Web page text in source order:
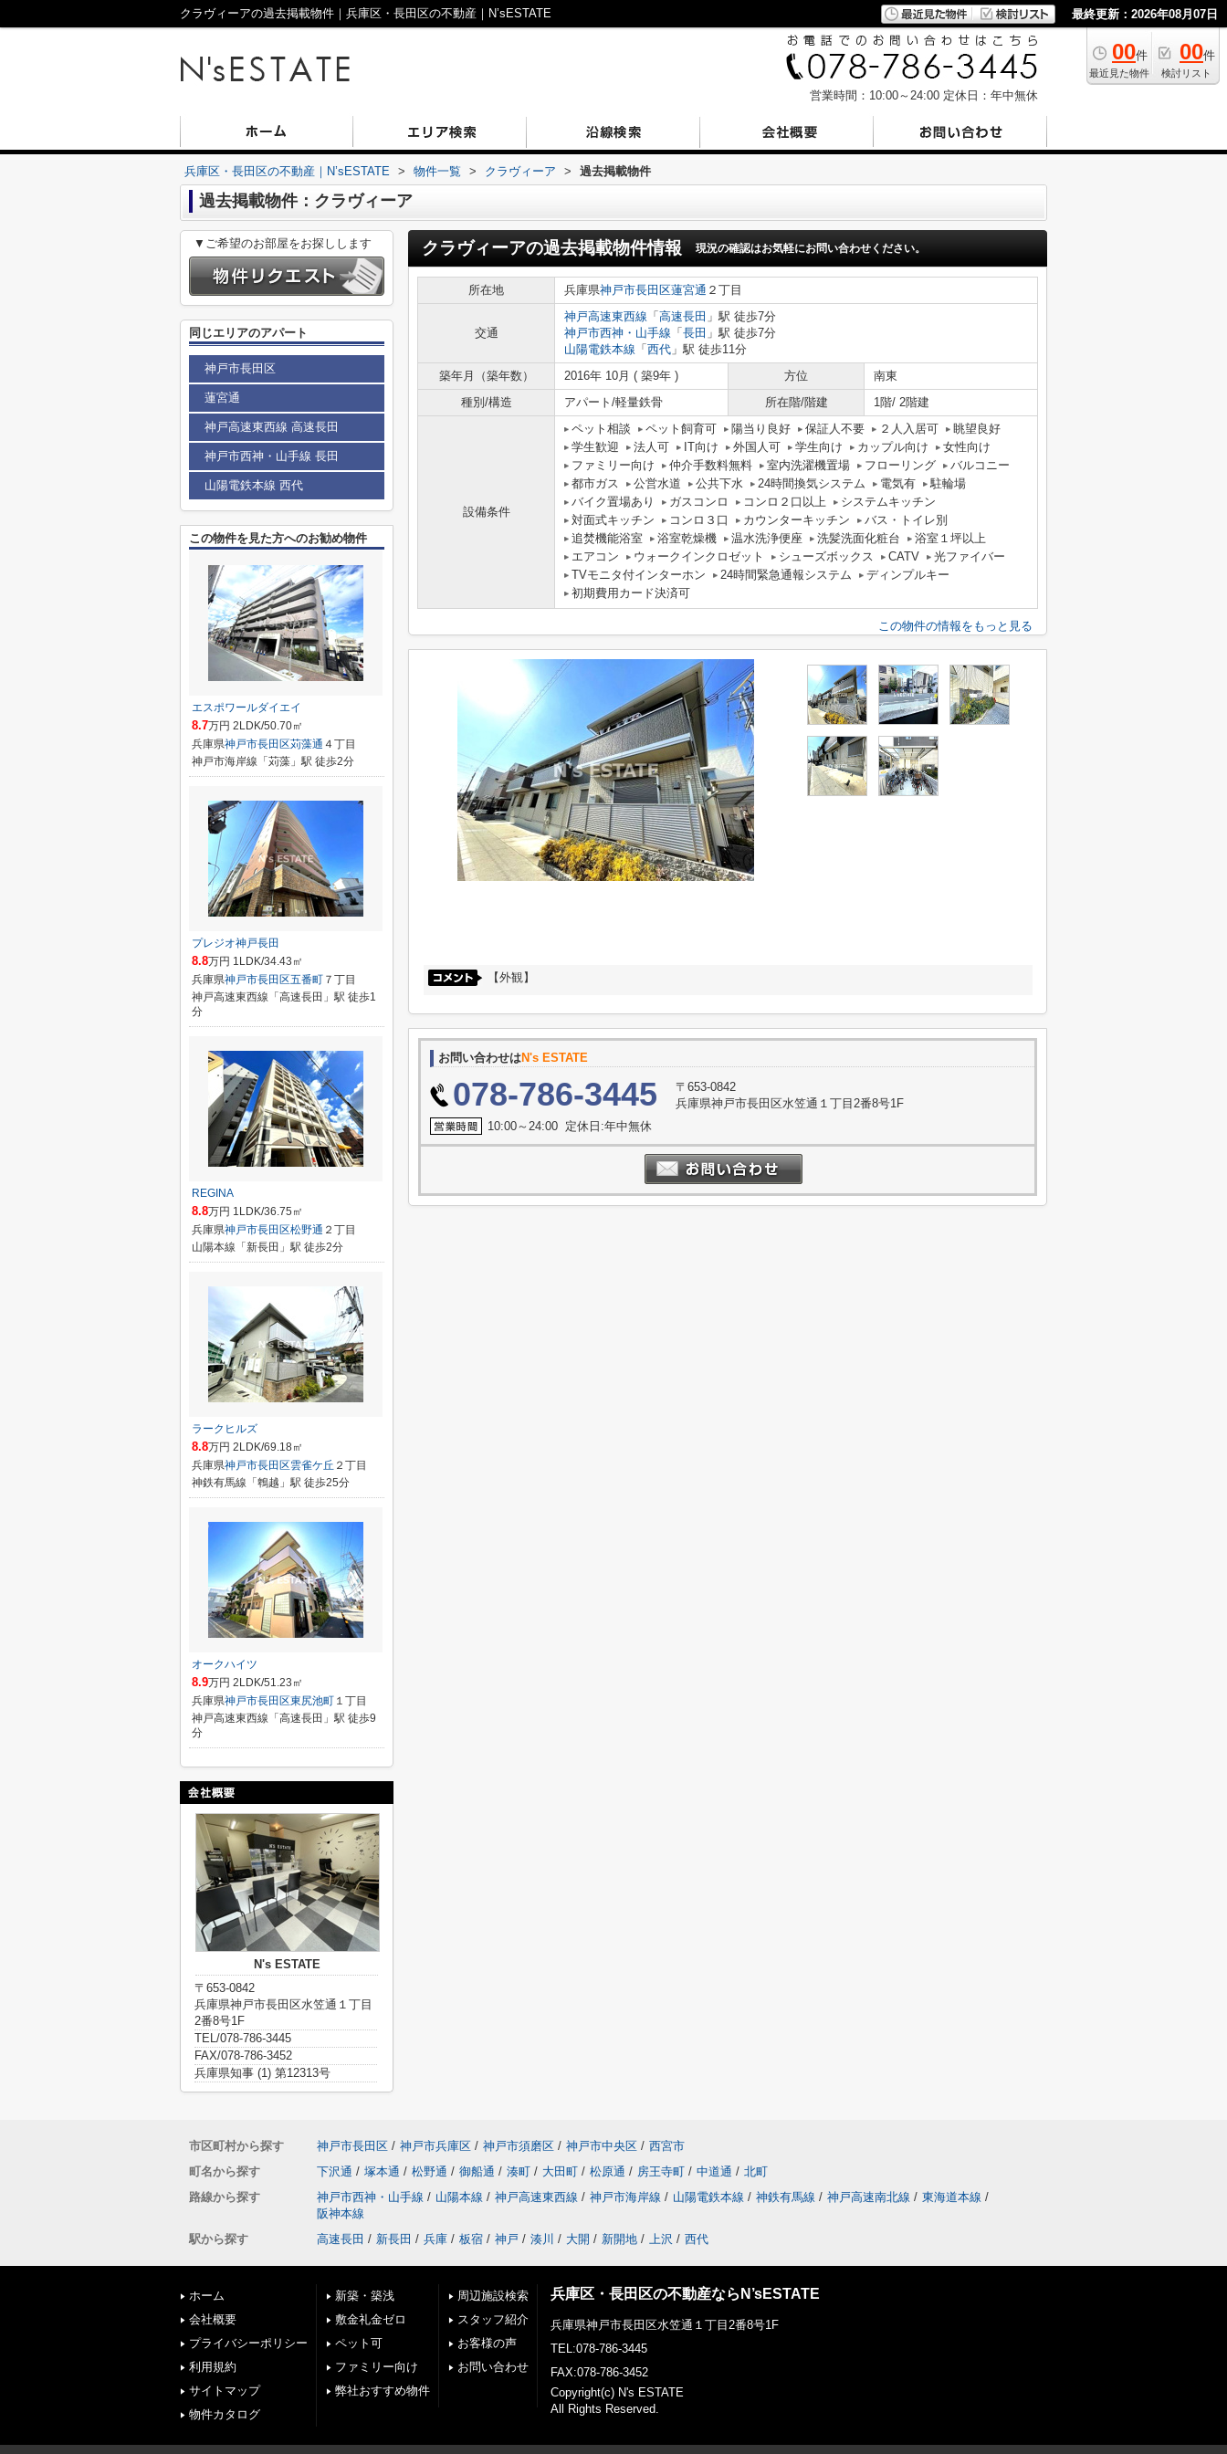
クラヴィーアの過去掲載物件｜兵庫区・長田区の不動産｜N’sESTATE 最終更新：2026年08月07日
00件
最近見た物件
00件
検討リスト
営業時間：10:00～24:00 定休日：年中無休
兵庫区・長田区の不動産｜N’sESTATE > 物件一覧 > クラヴィーア > 過去掲載物件
過去掲載物件：クラヴィーア
クラヴィーアの過去掲載物件情報 現況の確認はお気軽にお問い合わせください。
所在地 兵庫県神戸市長田区蓮宮通 ２丁目
交通
神戸高速東西線 「 高速長田 」駅 徒歩7分
神戸市西神・山手線 「 長田 」駅 徒歩7分
山陽電鉄本線 「 西代 」駅 徒歩11分
築年月（築年数）
2016年 10月 ( 築9年 ) 方位
南東
種別/構造
アパート/軽量鉄骨 所在階/階建 1階/ 2階建
設備条件
ペット相談 ペット飼育可 陽当り良好 保証人不要 ２人入居可
眺望良好
学生歓迎
法人可 IT向け 外国人可 学生向け カップル向け
女性向け
ファミリー向け
仲介手数料無料 室内洗濯機置場 フローリング
バルコニー
都市ガス
公営水道 公共下水 24時間換気システム 電気有
駐輪場
バイク置場あり
ガスコンロ コンロ２口以上
システムキッチン
対面式キッチン
コンロ３口 カウンターキッチン
バス・トイレ別
追焚機能浴室
浴室乾燥機 温水洗浄便座 洗髪洗面化粧台
浴室１坪以上
エアコン
ウォークインクロゼット シューズボックス CATV
光ファイバー
TVモニタ付インターホン
24時間緊急通報システム
ディンプルキー
初期費用カード決済可
この物件の情報をもっと見る
【外観】
お問い合わせはN's ESTATE
078-786-3445
〒653-0842
兵庫県神戸市長田区水笠通１丁目2番8号1F
10:00～24:00 定休日:年中無休
▼ご希望のお部屋をお探しします
同じエリアのアパート
神戸市長田区
蓮宮通
神戸高速東西線 高速長田
神戸市西神・山手線 長田
山陽電鉄本線 西代
この物件を見た方へのお勧め物件
エスポワールダイエイ
8.7万円 2LDK/50.70㎡
兵庫県神戸市長田区苅藻通 ４丁目
神戸市海岸線「苅藻」駅 徒歩2分
プレジオ神戸長田
8.8万円 1LDK/34.43㎡
兵庫県神戸市長田区五番町 ７丁目
神戸高速東西線「高速長田」駅 徒歩1
分
REGINA
8.8万円 1LDK/36.75㎡
兵庫県神戸市長田区松野通 ２丁目
山陽本線「新長田」駅 徒歩2分
ラークヒルズ
8.8万円 2LDK/69.18㎡
兵庫県神戸市長田区雲雀ケ丘 ２丁目
神鉄有馬線「鵯越」駅 徒歩25分
オークハイツ
8.9万円 2LDK/51.23㎡
兵庫県神戸市長田区東尻池町 １丁目
神戸高速東西線「高速長田」駅 徒歩9
分
N's ESTATE
〒653-0842
兵庫県神戸市長田区水笠通１丁目
2番8号1F
TEL/078-786-3445
FAX/078-786-3452
兵庫県知事 (1) 第12313号
市区町村から探す 神戸市長田区 / 神戸市兵庫区 / 神戸市須磨区 / 神戸市中央区 / 西宮市
町名から探す
下沢通 / 塚本通 / 松野通 / 御船通 / 湊町 / 大田町 / 松原通 / 房王寺町 / 中道通 / 北町
路線から探す
神戸市西神・山手線 / 山陽本線 / 神戸高速東西線 / 神戸市海岸線 / 山陽電鉄本線 / 神鉄有馬線 / 神戸高速南北線 / 東海道本線 /
阪神本線
駅から探す
高速長田 / 新長田 / 兵庫 / 板宿 / 神戸 / 湊川 / 大開 / 新開地 / 上沢 / 西代
ホーム
会社概要
プライバシーポリシー
利用規約
サイトマップ
物件カタログ
新築・築浅
敷金礼金ゼロ
ペット可
ファミリー向け
弊社おすすめ物件
周辺施設検索
スタッフ紹介
お客様の声
お問い合わせ
兵庫区・長田区の不動産ならN’sESTATE
兵庫県神戸市長田区水笠通１丁目2番8号1F
TEL:078-786-3445
FAX:078-786-3452
Copyright(c) N's ESTATE
All Rights Reserved.